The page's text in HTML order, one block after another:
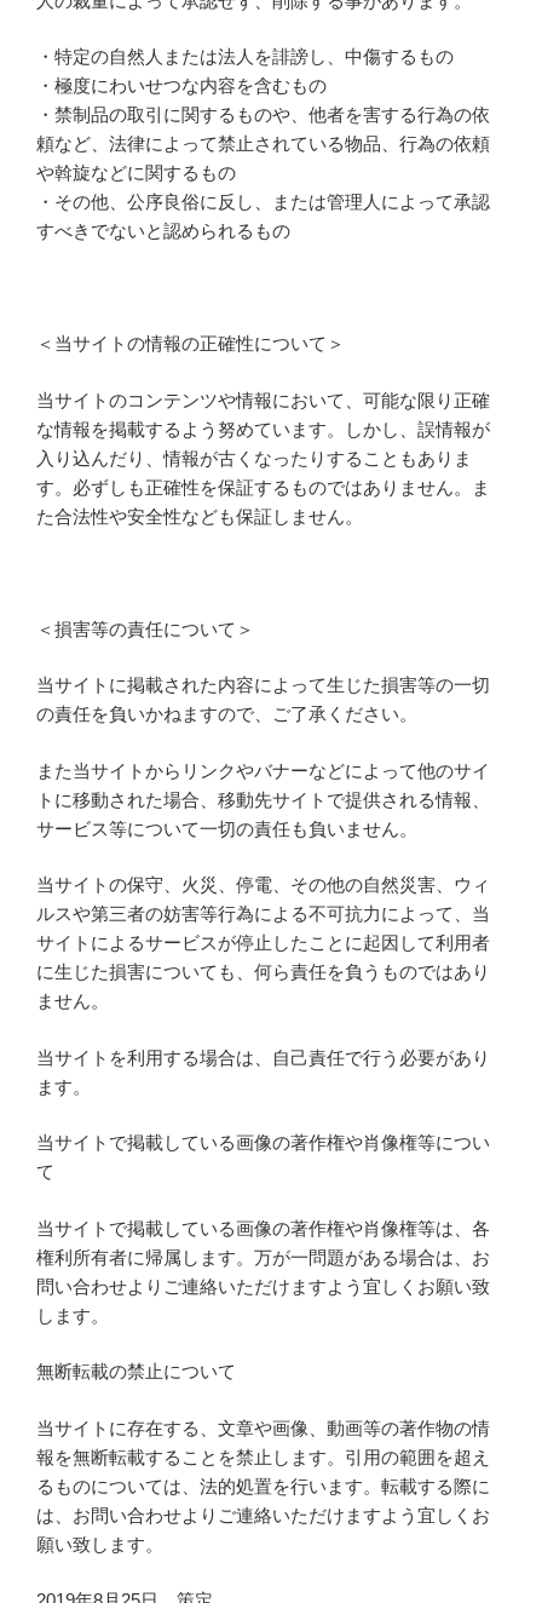
・特定の自然人または法人を誹謗し、中傷するもの
・極度にわいせつな内容を含むもの
・禁制品の取引に関するものや、他者を害する行為の依
頼など、法律によって禁止されている物品、行為の依頼
や斡旋などに関するもの
・その他、公序良俗に反し、または管理人によって承認
すべきでないと認められるもの
＜当サイトの情報の正確性について＞
当サイトのコンテンツや情報において、可能な限り正確
な情報を掲載するよう努めています。しかし、誤情報が
入り込んだり、情報が古くなったりすることもありま
す。必ずしも正確性を保証するものではありません。ま
た合法性や安全性なども保証しません。
＜損害等の責任について＞
当サイトに掲載された内容によって生じた損害等の一切
の責任を負いかねますので、ご了承ください。
また当サイトからリンクやバナーなどによって他のサイ
トに移動された場合、移動先サイトで提供される情報、
サービス等について一切の責任も負いません。
当サイトの保守、火災、停電、その他の自然災害、ウィ
ルスや第三者の妨害等行為による不可抗力によって、当
サイトによるサービスが停止したことに起因して利用者
に生じた損害についても、何ら責任を負うものではあり
ません。
当サイトを利用する場合は、自己責任で行う必要があり
ます。
当サイトで掲載している画像の著作権や肖像権等につい
て
当サイトで掲載している画像の著作権や肖像権等は、各
権利所有者に帰属します。万が一問題がある場合は、お
問い合わせよりご連絡いただけますよう宜しくお願い致
します。
無断転載の禁止について
当サイトに存在する、文章や画像、動画等の著作物の情
報を無断転載することを禁止します。引用の範囲を超え
るものについては、法的処置を行います。転載する際に
は、お問い合わせよりご連絡いただけますよう宜しくお
願い致します。